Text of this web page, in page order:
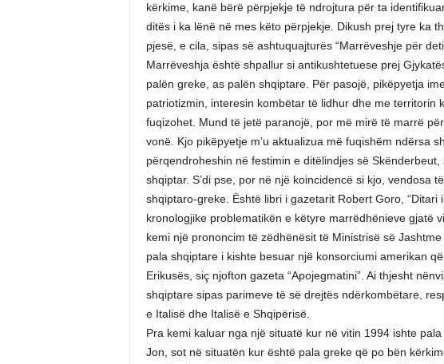
kërkime, kanë bërë përpjekje të ndrojtura për ta
ditës i ka lënë në mes këto përpjekje. Dikush prej tyre ka
pjesë, e cila, sipas së ashtuquajturës “Marrëveshje për
Marrëveshja është shpallur si antikushtetuese prej
palën greke, as palën shqiptare. Për pasojë, pikëpyetja
patriotizmin, interesin kombëtar të lidhur dhe me territorin
fuqizohet. Mund të jetë paranojë, por më mirë të marrë
vonë. Kjo pikëpyetje m’u aktualizua më fuqishëm ndërsa
përqendroheshin në festimin e ditëlindjes së
shqiptar. S’di pse, por në një koincidencë si kjo, vendosa
shqiptaro-greke. Është libri i gazetarit Robert Goro, “Ditari
kronologjike problematikën e këtyre marrëdhënieve gjatë
kemi një prononcim të zëdhënësit të Ministrisë së
pala shqiptare i kishte besuar një konsorciumi amerikan
Erikusës, siç njofton gazeta “Apojegmatini”. Ai thjesht
shqiptare sipas parimeve të së drejtës ndërkombëtare,
e Italisë dhe Italisë e Shqipërisë.
Pra kemi kaluar nga një situatë kur në vitin 1994 ishte
Jon, sot në situatën kur është pala greke që po bën